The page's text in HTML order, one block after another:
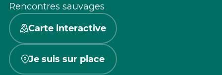
Rencontres sauvages
Carte interactive
Je suis sur place